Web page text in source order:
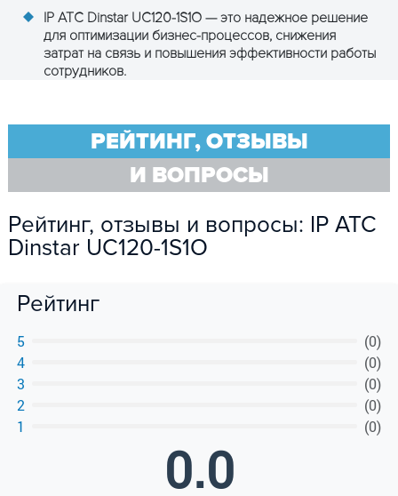
IP АТС Dinstar UC120-1S1O — это надежное решение
для оптимизации бизнес-процессов, снижения
затрат на связь и повышения эффективности работы
сотрудников.
РЕЙТИНГ, ОТЗЫВЫ
И ВОПРОСЫ
Рейтинг, отзывы и вопросы: IP АТС
Dinstar UC120-1S1O
Рейтинг
5
(0)
4
(0)
3
(0)
2
(0)
1
(0)
0.0